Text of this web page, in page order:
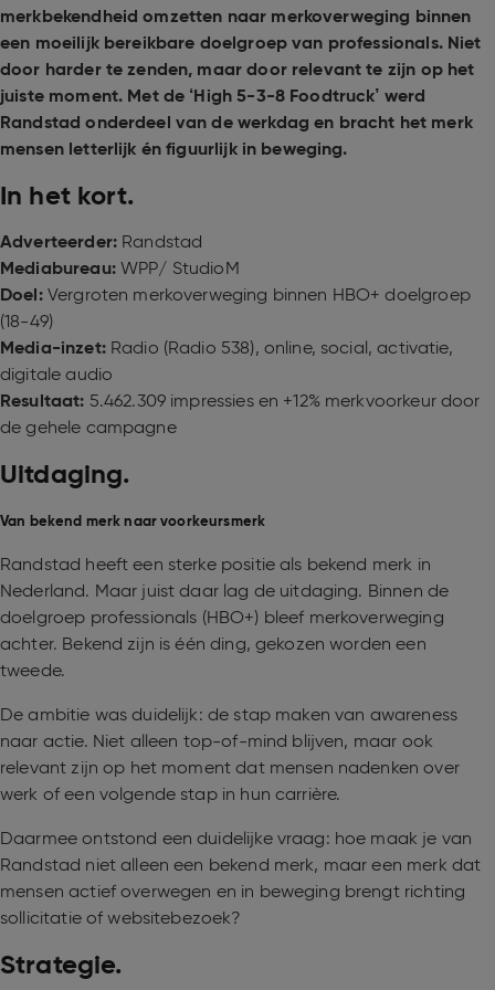
merkbekendheid omzetten naar merkoverweging binnen
een moeilijk bereikbare doelgroep van professionals. Niet
door harder te zenden, maar door relevant te zijn op het
juiste moment. Met de ‘High 5-3-8 Foodtruck’ werd
Randstad onderdeel van de werkdag en bracht het merk
mensen letterlijk én figuurlijk in beweging.
In het kort.
Adverteerder: Randstad
Mediabureau: WPP/ StudioM
Doel: Vergroten merkoverweging binnen HBO+ doelgroep
(18-49)
Media-inzet: Radio (Radio 538), online, social, activatie,
digitale audio
Resultaat: 5.462.309 impressies en +12% merkvoorkeur door
de gehele campagne
Uitdaging.
Van bekend merk naar voorkeursmerk
Randstad heeft een sterke positie als bekend merk in
Nederland. Maar juist daar lag de uitdaging. Binnen de
doelgroep professionals (HBO+) bleef merkoverweging
achter. Bekend zijn is één ding, gekozen worden een
tweede.
De ambitie was duidelijk: de stap maken van awareness
naar actie. Niet alleen top-of-mind blijven, maar ook
relevant zijn op het moment dat mensen nadenken over
werk of een volgende stap in hun carrière.
Daarmee ontstond een duidelijke vraag: hoe maak je van
Randstad niet alleen een bekend merk, maar een merk dat
mensen actief overwegen en in beweging brengt richting
sollicitatie of websitebezoek?
Strategie.